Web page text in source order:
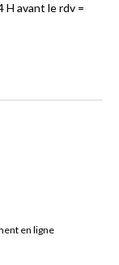
H avant le rdv =
en ligne